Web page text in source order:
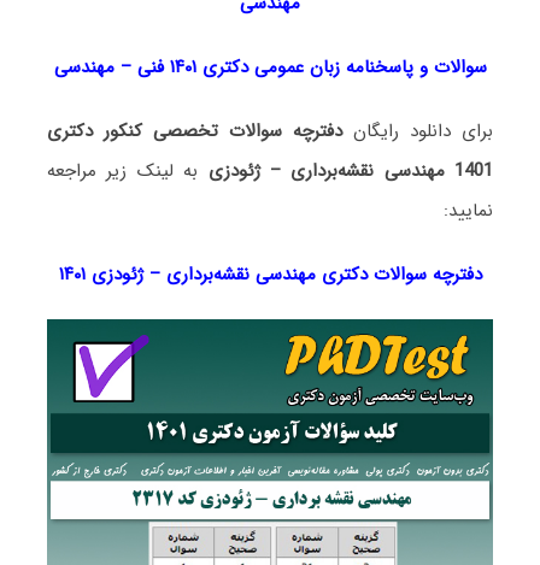
سوالات و پاسخنامه زبان عمومی دکتری ۱۴۰۱ فنی – مهندسی
برای دانلود رایگاندفترچه سوالات تخصصی کنکور دکتری
1401 مهندسی نقشه‌برداری – ژئودزی
به لینک زیر مراجعه
نمایید:
دفترچه سوالات دکتری مهندسی نقشه‌برداری – ژئودزی ۱۴۰۱